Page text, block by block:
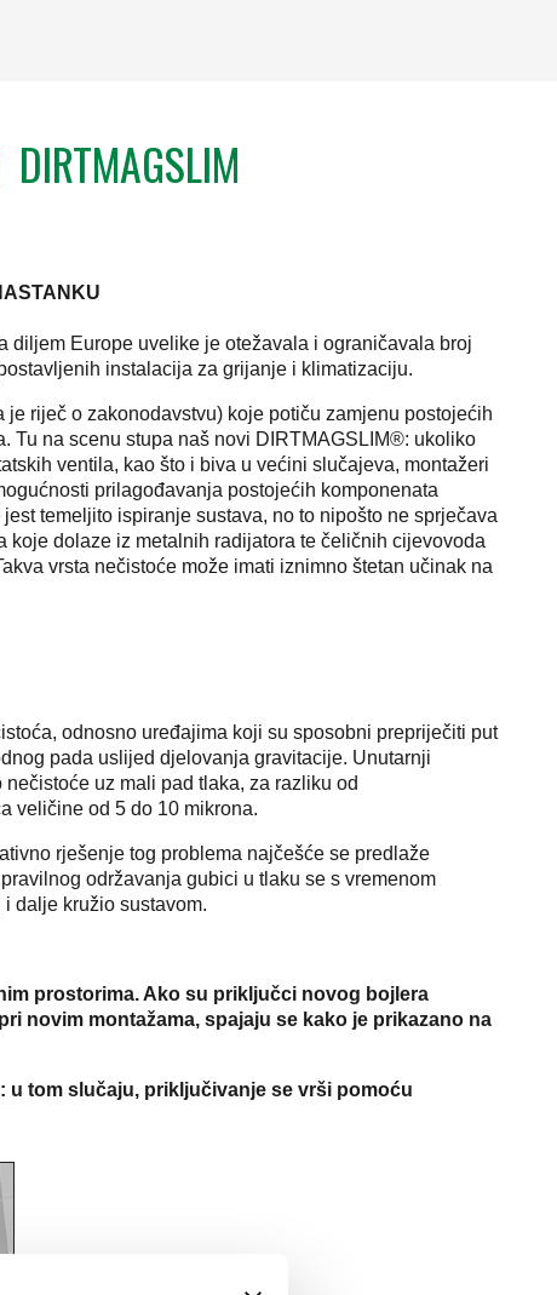
Europe uvelike je otežavala i ograničavala broj
instalacija za grijanje i klimatizaciju.
riječ o zakonodavstvu) koje potiču zamjenu postojećih
Tu na scenu stupa naš novi DIRTMAGSLIM®: ukoliko
ventila, kao što i biva u većini slučajeva, montažeri
prilagođavanja postojećih komponenata
temeljito ispiranje sustava, no to nipošto ne sprječava
dolaze iz metalnih radijatora te čeličnih cijevovoda
vrsta nečistoće može imati iznimno štetan učinak na
odnosno uređajima koji su sposobni prepriječiti put
pada uslijed djelovanja gravitacije. Unutarnji
uz mali pad tlaka, za razliku od
veličine od 5 do 10 mikrona.
rješenje tog problema najčešće se predlaže
održavanja gubici u tlaku se s vremenom
dalje kružio sustavom.
prostorima. Ako su priključci novog bojlera
novim montažama, spajaju se kako je prikazano na
tom slučaju, priključivanje se vrši pomoću